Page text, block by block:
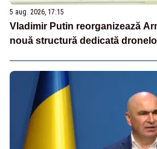
5 aug. 2026, 17:15
Vladimir Putin reorganizează
nouă structură dedicată